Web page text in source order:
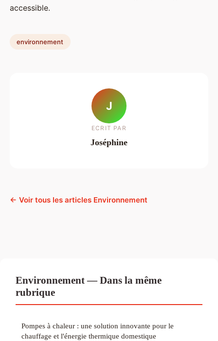
accessible.
environnement
J
ECRIT PAR
Joséphine
← Voir tous les articles Environnement
Environnement — Dans la même
rubrique
Pompes à chaleur : une solution innovante pour le
chauffage et l'énergie thermique domestique